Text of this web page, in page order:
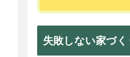
失敗しない家づく